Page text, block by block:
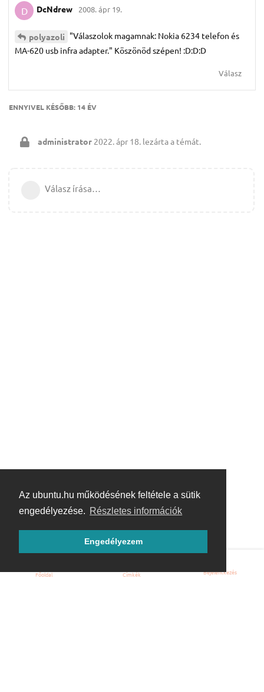
Az ubuntu.hu működésének feltétele a sütik
engedélyezése. Részletes információk
Engedélyezem
D DcNdrew 2008. ápr 19.
polyazoli "Válaszolok magamnak: Nokia 6234 telefon és
MA-620 usb infra adapter." Köszönöd szépen! :D:D:D
Válasz
ENNYIVEL KÉSŐBB: 14 ÉV
administrator 2022. ápr 18. lezárta a témát.
Válasz írása…
Főoldal Címkék Bejelentkezés